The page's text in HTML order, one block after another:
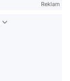
Reklam